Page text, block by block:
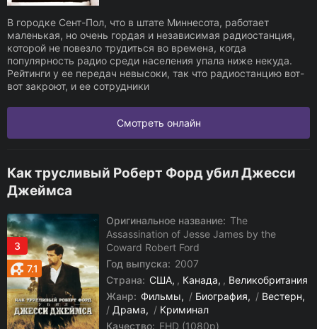
В городке Сент-Пол, что в штате Миннесота, работает
маленькая, но очень гордая и независимая радиостанция,
которой не повезло трудиться во времена, когда
популярность радио среди населения упала ниже некуда.
Рейтинги у ее передач невысоки, так что радиостанцию вот-
вот закроют, и ее сотрудники
Смотреть онлайн
Как трусливый Роберт Форд убил Джесси
Джеймса
3
7.1
Оригинальное название: The
Assassination of Jesse James by the
Coward Robert Ford
Год выпуска: 2007
Страна: США , Канада , Великобритания
Жанр: Фильмы / Биография / Вестерн
/ Драма / Криминал
Качество: FHD (1080p)